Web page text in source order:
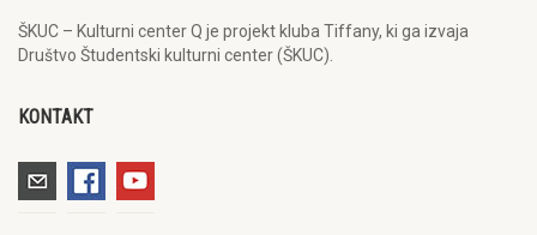
ŠKUC – Kulturni center Q je projekt kluba Tiffany, ki ga izvaja
Društvo Študentski kulturni center (ŠKUC).
KONTAKT